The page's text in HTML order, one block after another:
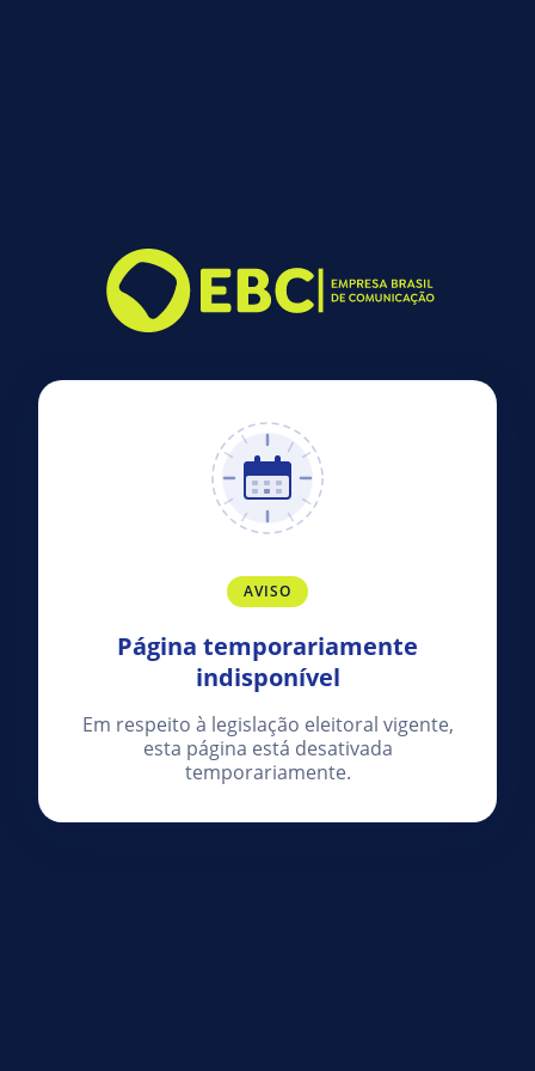
AVISO
Página temporariamente
indisponível
Em respeito à legislação eleitoral vigente,
esta página está desativada
temporariamente.